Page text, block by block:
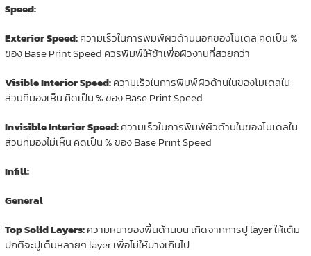
Speed:
Exterior Speed:ความเร็วในการพิมพ์ผิวด้านนอกของโมเดล คิดเป็น %
ของ Base Print Speed ควรพิมพ์ให้ช้าเพื่อผิวงานที่สวยกว่า
Visible Interior Speed:ความเร็วในการพิมพ์ผิวด้านในของโมเดลใน
ส่วนที่มองเห็น คิดเป็น % ของ Base Print Speed
Invisible Interior Speed:ความเร็วในการพิมพ์ผิวด้านในของโมเดลใน
ส่วนที่มองไม่เห็น คิดเป็น % ของ Base Print Speed
Infill:
General
Top Solid Layers:ความหนาของพื้นด้านบน เกิดจากการปู layer ให้เต็ม
ปกติจะปูเต็มหลายๆ layer เพื่อไม่ให้บางเกินไป